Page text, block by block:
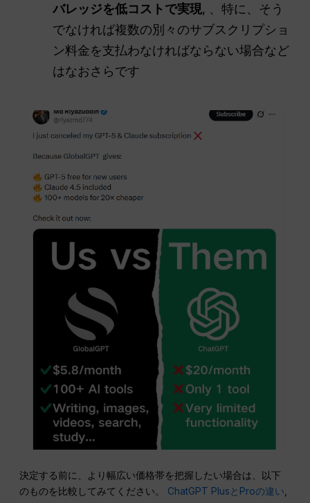
バレッジを低コストで実現, 、特に、そう
でなければ複数の別々のサブスクリプショ
ン料金を支払わなければならない場合など
はなおさらです
決定する前に、より幅広い価格帯を把握したい場合は、以下
のものを比較してみてください。 ChatGPT PlusとProの違い